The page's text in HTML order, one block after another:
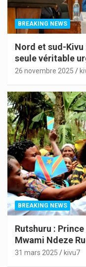
BREAKING NEWS
Nord et sud-
seule véritable
26 novembre 2025
BREAKING NEWS
Rutshuru :
Mwami Ndeze
de
31 mars 2025 kivu7